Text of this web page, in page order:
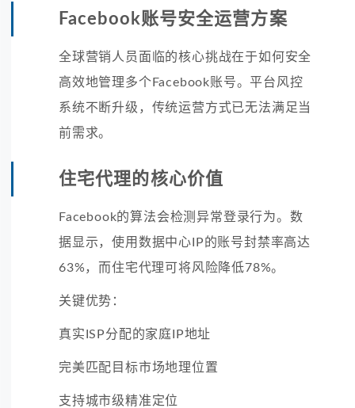
Facebook账号安全运营方案
全球营销人员面临的核心挑战在于如何安全
高效地管理多个Facebook账号。平台风控
系统不断升级，传统运营方式已无法满足当
前需求。
住宅代理的核心价值
Facebook的算法会检测异常登录行为。数
据显示，使用数据中心IP的账号封禁率高达
63%，而住宅代理可将风险降低78%。
关键优势：
真实ISP分配的家庭IP地址
完美匹配目标市场地理位置
支持城市级精准定位